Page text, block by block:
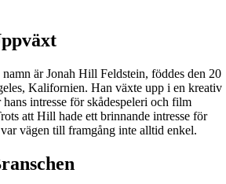
är Jonah Hill Feldstein, föddes den 20
Kalifornien. Han växte upp i en kreativ
intresse för skådespeleri och film
att Hill hade ett brinnande intresse för
vägen till framgång inte alltid enkel.